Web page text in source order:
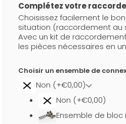
Complétez votre
Choisissez facilement le
situation (raccordement au
Avec un kit de
les pièces nécessaires en
Choisir un ensemble de
Non (+€0,00)
Non (+€0,00)
Ensemble de bloc